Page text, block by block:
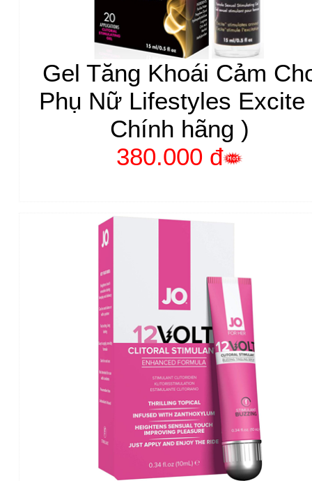
Gel Tăng Khoái Cảm
Phụ Nữ Lifestyles Excite
Chính hãng )
380.000 đ